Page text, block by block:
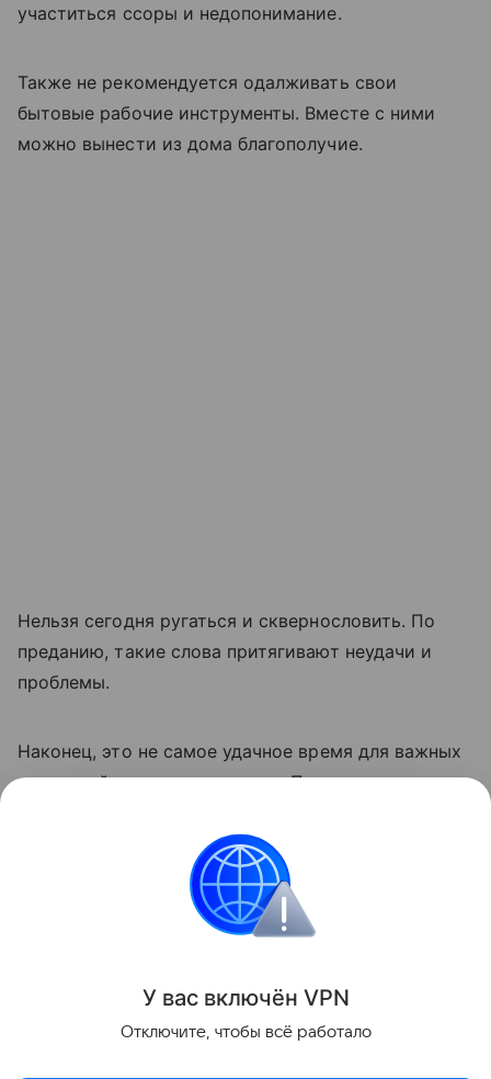
участиться ссоры и недопонимание.
Также не рекомендуется одалживать свои
бытовые рабочие инструменты. Вместе с ними
можно вынести из дома благополучие.
Нельзя сегодня ругаться и сквернословить. По
преданию, такие слова притягивают неудачи и
проблемы.
Наконец, это не самое удачное время для важных
начинаний и дальних поездок. По поверьям они
препятствиями и сложностями.
Новости Религия
Поделиться
У вас включён VPN
Отключите, чтобы всё работало